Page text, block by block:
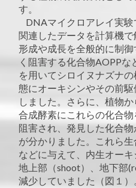
す。
DNAマイクロアレイ実験
関連したデータを計算機
形成や成長を全般的に制
く阻害する化合物AOPP
を用いてシロイヌナズナ
態にオーキシンやその前
しました。さらに、植物
合成酵素にこれらの化合
阻害され、発見した化合
が分かりました。これら
などに与えて、内生オーキ
地上部（shoot）、地下部
減少していました（図１